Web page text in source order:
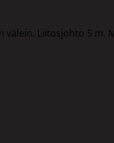
välein. Liitosjohto 5 m.